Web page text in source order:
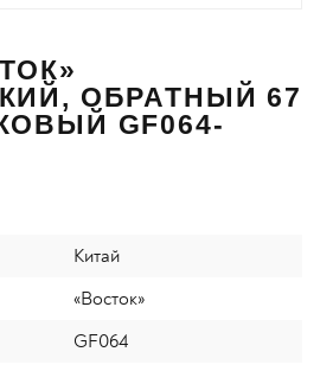
ОБРАТНЫЙ 67
GF064-
Китай
«Восток»
GF064